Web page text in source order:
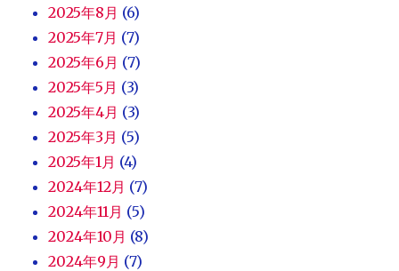
2025年8月 (6)
2025年7月 (7)
2025年6月 (7)
2025年5月 (3)
2025年4月 (3)
2025年3月 (5)
2025年1月 (4)
2024年12月 (7)
2024年11月 (5)
2024年10月 (8)
2024年9月 (7)